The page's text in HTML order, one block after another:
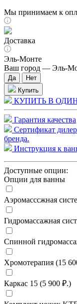
Мы принимаем к
Доставка
Эль-Монте
Ваш город — Эль-
Купить
КУПИТЬ В
Гарантия качества
Сертификат
бренда.
Инструкция к
Доступные опции:
Опции для ванны
Аэромасссжная
Гидромассажная
Спинной
Хромотерапия (15
Каркас 15 (5 900 ₽.)